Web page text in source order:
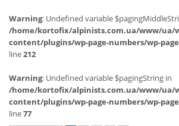
Warning: Undefined variable
/home/kortofix/alpinists.com.ua/www/ua/
content/plugins/wp-page-numbers/wp-
line212
Warning: Undefined variable $pagingString in
/home/kortofix/alpinists.com.ua/www/ua/
content/plugins/wp-page-numbers/wp-
line77